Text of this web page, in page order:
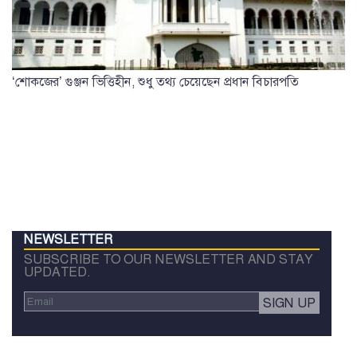
‘শোকজের’ গুঞ্জন ভিত্তিহীন, শুধু তথ্য চেয়েছেন প্রধান বিচারপতি
NEWSLETTER
SUBSCRIBE TO OUR NEWSLETTER AND STAY
UPDATED.